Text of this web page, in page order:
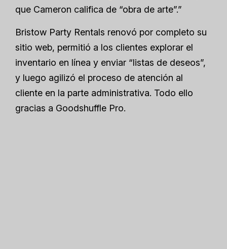
que Cameron califica de “obra de arte”.”
Bristow Party Rentals renovó por completo su
sitio web, permitió a los clientes explorar el
inventario en línea y enviar “listas de deseos”,
y luego agilizó el proceso de atención al
cliente en la parte administrativa. Todo ello
gracias a Goodshuffle Pro.